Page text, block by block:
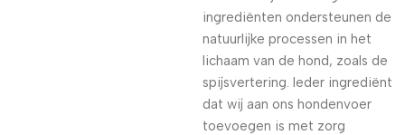
ingrediënten ondersteunen de
natuurlijke processen in het
lichaam van de hond, zoals de
spijsvertering. Ieder ingrediënt
dat wij aan ons hondenvoer
toevoegen is met zorg